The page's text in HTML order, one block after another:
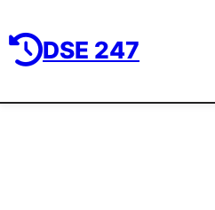
DSE 247